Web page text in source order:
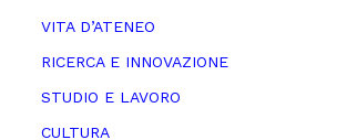
VITA D’ATENEO
RICERCA E INNOVAZIONE
STUDIO E LAVORO
CULTURA